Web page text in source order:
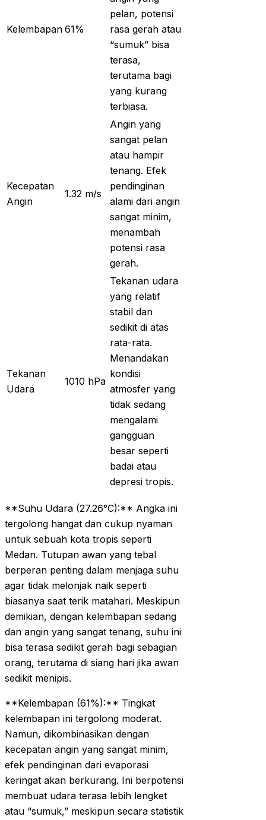
Kelembapan 61%
pelan, potensi
rasa gerah atau
“sumuk” bisa
terasa,
terutama bagi
yang kurang
terbiasa.
Kecepatan
Angin
1.32 m/s
Angin yang
sangat pelan
atau hampir
tenang. Efek
pendinginan
alami dari angin
sangat minim,
menambah
potensi rasa
gerah.
Tekanan
Udara
1010 hPa
Tekanan udara
yang relatif
stabil dan
sedikit di atas
rata-rata.
Menandakan
kondisi
atmosfer yang
tidak sedang
mengalami
gangguan
besar seperti
badai atau
depresi tropis.
**Suhu Udara (27.26°C):** Angka ini
tergolong hangat dan cukup nyaman
untuk sebuah kota tropis seperti
Medan. Tutupan awan yang tebal
berperan penting dalam menjaga suhu
agar tidak melonjak naik seperti
biasanya saat terik matahari. Meskipun
demikian, dengan kelembapan sedang
dan angin yang sangat tenang, suhu ini
bisa terasa sedikit gerah bagi sebagian
orang, terutama di siang hari jika awan
sedikit menipis.
**Kelembapan (61%):** Tingkat
kelembapan ini tergolong moderat.
Namun, dikombinasikan dengan
kecepatan angin yang sangat minim,
efek pendinginan dari evaporasi
keringat akan berkurang. Ini berpotensi
membuat udara terasa lebih lengket
atau “sumuk,” meskipun secara statistik